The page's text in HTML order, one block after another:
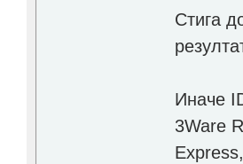
Стига
Иначе
3Ware